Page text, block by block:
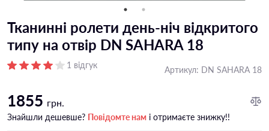
Тканинні ролети день-ніч відкритого
типу на отвір DN SAHARA 18
1 відгук Артикул: DN SAHARA 18
1855 грн.
Знайшли дешевше? Повідомте нам і отримаєте знижку!!